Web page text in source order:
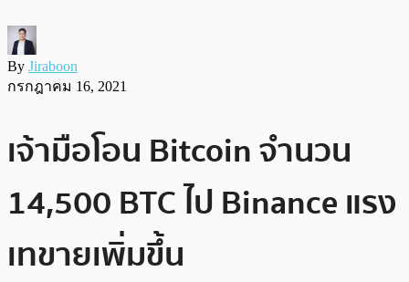
By Jiraboon
กรกฎาคม 16, 2021
เจ้ามือโอน Bitcoin จำนวน
14,500 BTC ไป Binance แรง
เทขายเพิ่มขึ้น